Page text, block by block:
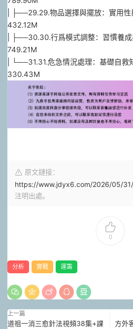
| ├──29.29.物品選擇與擺放：實用
432.12M
| ├──30.30.行爲模式調整：習慣養
749.21M
| └──31.31.危急情況處理：基礎自救
330.43M
原文鏈接：
https://www.jdyx6.com/2026/05/
注明出處。
0
分析 實戰 運籌
上一篇
道祖一消三愈針法視頻38集+課
方外